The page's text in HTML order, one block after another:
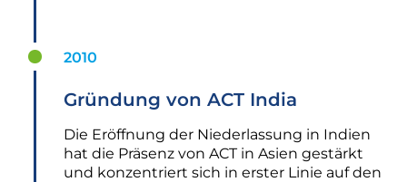
2010
Gründung von ACT India
Die Eröffnung der Niederlassung in Indien
hat die Präsenz von ACT in Asien gestärkt
und konzentriert sich in erster Linie auf den